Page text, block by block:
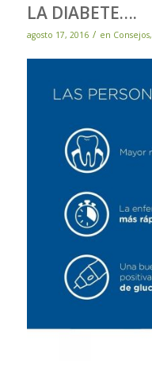
LA DIABETE….
agosto 17, 2016 / en Consejos,